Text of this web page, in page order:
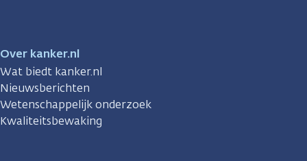
Over kanker.nl
Wat biedt kanker.nl
Nieuwsberichten
Wetenschappelijk onderzoek
Kwaliteitsbewaking